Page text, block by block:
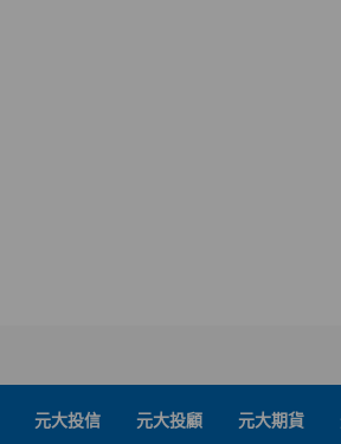
元大投信 元大投顧 元大期貨